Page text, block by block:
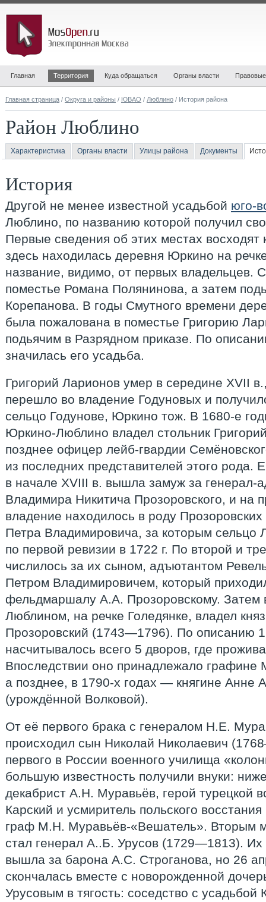
Главная Территория Куда обращаться Органы власти
Главная страница / Округа и районы / ЮВАО / Люблино / История района
Район Люблино
Характеристика Органы власти Улицы района Документы
История
Другой не менее известной усадьбой юго-
Люблино, по названию которой получил
Первые сведения об этих местах восходят
здесь находилась деревня Юркино на
название, видимо, от первых владельцев.
поместье Романа Полянинова, а затем
Корепанова. В годы Смутного времени
была пожалована в поместье Григорию
подьячим в Разрядном приказе. По
значилась его усадьба.
Григорий Ларионов умер в середине XVII
перешло во владение Годуновых и
сельцо Годунове, Юркино тож. В 1680-е
Юркино-Люблино владел стольник
позднее офицер лейб-гвардии
из последних представителей этого рода.
в начале XVIII в. вышла замуж за генерал-
Владимира Никитича Прозоровского, и на
владение находилось в роду
Петра Владимировича, за которым сельцо
по первой ревизии в 1722 г. По второй и
числилось за их сыном, адъютантом
Петром Владимировичем, который
фельдмаршалу А.А. Прозоровскому. Затем
Люблином, на речке Голедянке, владел
Прозоровский (1743—1796). По описанию
насчитывалось всего 5 дворов, где
Впоследствии оно принадлежало графине
а позднее, в 1790-х годах — княгине Анне
(урождённой Волковой).
От её первого брака с генералом Н.Е.
происходил сын Николай Николаевич
первого в России военного училища
большую известность получили внуки:
декабрист А.Н. Муравьёв, герой турецкой
Карский и усмиритель польского
граф М.Н. Муравьёв-«Вешатель». Вторым
стал генерал А..Б. Урусов (1729—1813).
вышла за барона А.С. Строганова, но 26
скончалась вместе с новорожденной
Урусовым в тягость: соседство с усадьбой